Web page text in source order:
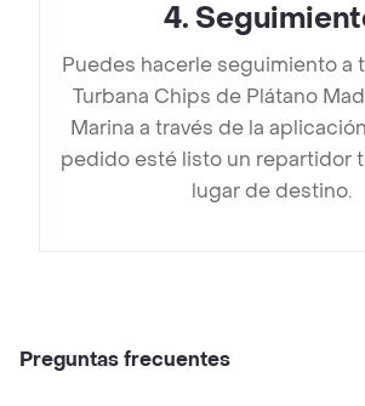
4.
Puedes hacerle seguimiento a
Turbana Chips de Plátano
Marina a través de la
pedido esté listo un repartidor
lugar de destino.
Preguntas frecuentes